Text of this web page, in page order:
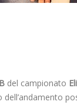
del campionato